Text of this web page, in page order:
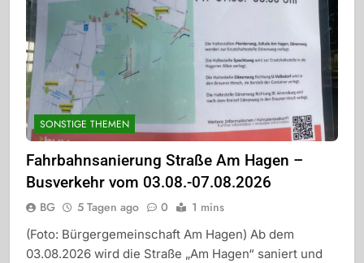
SONSTIGE THEMEN
Fahrbahnsanierung Straße Am Hagen –
Busverkehr vom 03.08.-07.08.2026
BG 5 Tagen ago 0 1 mins
(Foto: Bürgergemeinschaft Am Hagen) Ab dem
03.08.2026 wird die Straße „Am Hagen“ saniert und